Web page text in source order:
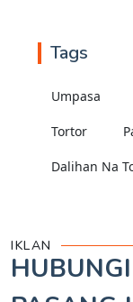
Tags
Umpasa
Tortor
Dalihan Na
IKLAN